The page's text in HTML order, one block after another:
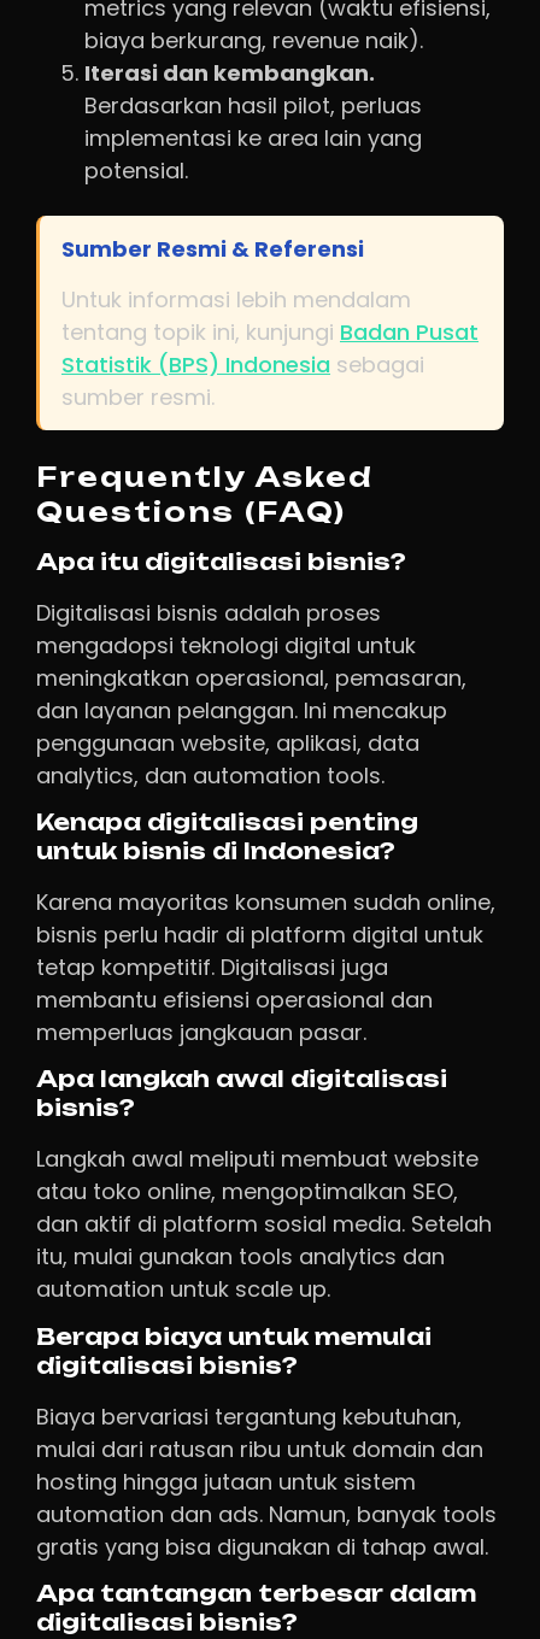
metrics yang relevan (waktu efisiensi,
biaya berkurang, revenue naik).
Iterasi dan kembangkan.
Berdasarkan hasil pilot, perluas
implementasi ke area lain yang
potensial.
Sumber Resmi & Referensi
Untuk informasi lebih mendalam
tentang topik ini, kunjungi Badan Pusat
Statistik (BPS) Indonesia sebagai
sumber resmi.
Frequently Asked
Questions (FAQ)
Apa itu digitalisasi bisnis?
Digitalisasi bisnis adalah proses
mengadopsi teknologi digital untuk
meningkatkan operasional, pemasaran,
dan layanan pelanggan. Ini mencakup
penggunaan website, aplikasi, data
analytics, dan automation tools.
Kenapa digitalisasi penting
untuk bisnis di Indonesia?
Karena mayoritas konsumen sudah online,
bisnis perlu hadir di platform digital untuk
tetap kompetitif. Digitalisasi juga
membantu efisiensi operasional dan
memperluas jangkauan pasar.
Apa langkah awal digitalisasi
bisnis?
Langkah awal meliputi membuat website
atau toko online, mengoptimalkan SEO,
dan aktif di platform sosial media. Setelah
itu, mulai gunakan tools analytics dan
automation untuk scale up.
Berapa biaya untuk memulai
digitalisasi bisnis?
Biaya bervariasi tergantung kebutuhan,
mulai dari ratusan ribu untuk domain dan
hosting hingga jutaan untuk sistem
automation dan ads. Namun, banyak tools
gratis yang bisa digunakan di tahap awal.
Apa tantangan terbesar dalam
digitalisasi bisnis?